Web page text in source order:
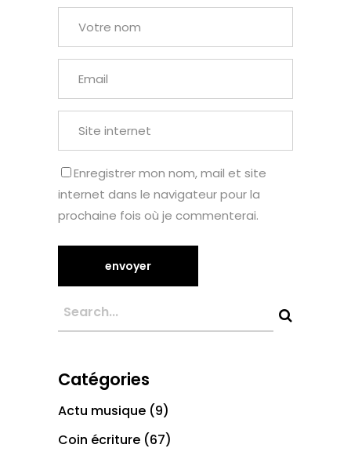
Enregistrer mon nom, mail et site
internet dans le navigateur pour la
prochaine fois où je commenterai.
Catégories
Actu musique (9)
Coin écriture (67)